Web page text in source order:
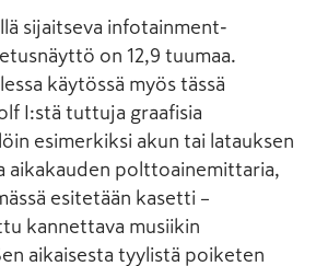
sijaitseva infotainment-
on 12,9 tuumaa.
käytössä myös tässä
I:stä tuttuja graafisia
esimerkiksi akun tai latauksen
aikakauden polttoainemittaria,
esitetään kasetti –
kannettava musiikin
aikaisesta tyylistä poiketen